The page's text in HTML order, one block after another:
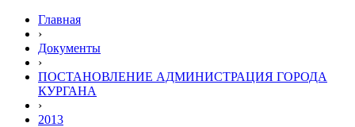
Главная
›
Документы
›
ПОСТАНОВЛЕНИЕ АДМИНИСТРАЦИЯ ГОРОДА
КУРГАНА
›
2013